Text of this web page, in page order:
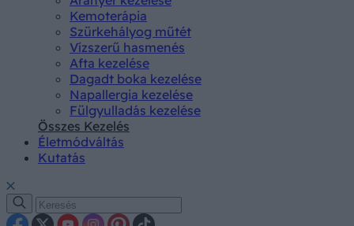
Kemoterápia
Szürkehályog műtét
Vízszerű hasmenés
Afta kezelése
Dagadt boka kezelése
Napallergia kezelése
Fülgyulladás kezelése
Összes Kezelés
Életmódváltás
Kutatás